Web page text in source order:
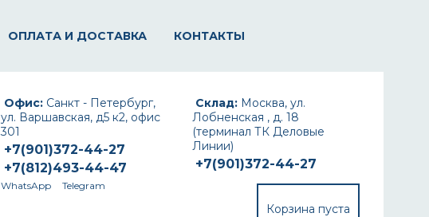
ОПЛАТА И ДОСТАВКА КОНТАКТЫ
Склад: Москва, ул.
Лобненская , д. 18
(терминал ТК Деловые
Линии)
+7(901)372-44-27
Корзина пуста
Офис: Санкт - Петербург,
ул. Варшавская, д5 к2, офис
301
+7(901)372-44-27
+7(812)493-44-47
WhatsApp Telegram